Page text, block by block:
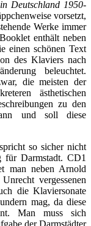
Deutschland 1950-
vorsetzt,
Werke immer
enthält neben
einen schönen Text
des Klaviers nach
beleuchtet.
die meisten der
ästhetischen
zu den
und soll diese
so sicher nicht
für Darmstadt. CD1
man neben Arnold
vergessenen
die Klaviersonate
mag, da diese
Man muss sich
der Darmstädter